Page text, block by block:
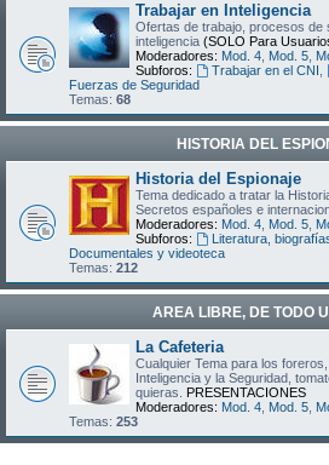
Trabajar en Inteligencia
Ofertas de trabajo, procesos de
inteligencia (SOLO Para
Moderadores: Mod. 4 Mod. 5
Subforos:
Trabajar en el CNI
Fuerzas de Seguridad
Temas: 68
HISTORIA DEL
Historia del Espionaje
Tema dedicado a tratar la
Secretos españoles e
Moderadores: Mod. 4 Mod. 5
Subforos:
Literatura,
Documentales y videoteca
Temas: 212
AREA LIBRE, DE TODO
La Cafeteria
Cualquier Tema para los
Inteligencia y la Seguridad,
quieras. PRESENTACIONES
Moderadores: Mod. 4 Mod. 5
Temas: 253